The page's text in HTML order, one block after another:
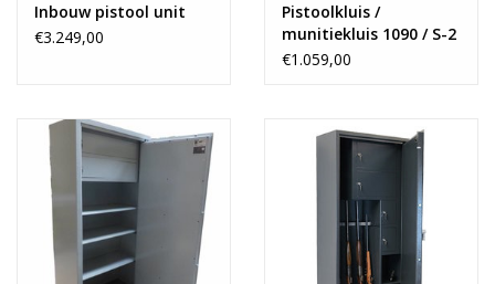
Inbouw pistool unit
€3.249,00
Pistoolkluis /
munitiekluis 1090 / S-2
€1.059,00